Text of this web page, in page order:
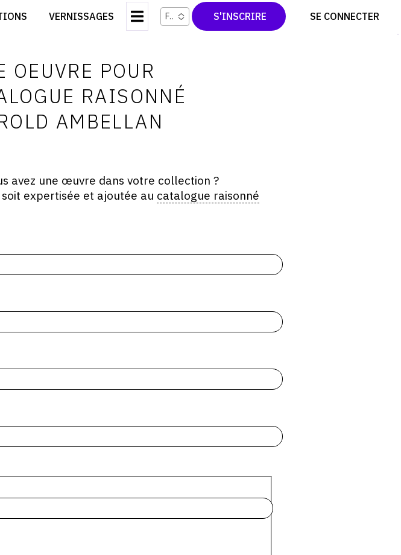
VERNISSAGES Français S'INSCRIRE SE CONNECTER
D'EXPO
CONTACT
CGU
TWITTER
PINTEREST
OEUVRE POUR
RAISONNÉ
AMBELLAN
avez une œuvre dans votre collection ?
expertisée et ajoutée au catalogue raisonné